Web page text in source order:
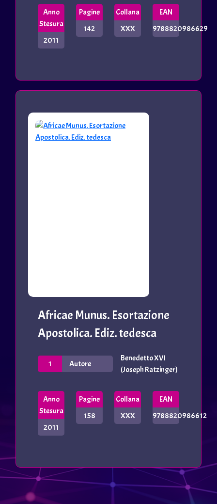
Anno
Stesura
2011
Pagine
142
Collana
XXX
EAN
9788820986629
Africae Munus. Esortazione
Apostolica. Ediz. tedesca
1 Autore
Benedetto XVI
(Joseph Ratzinger)
Anno
Stesura
2011
Pagine
158
Collana
XXX
EAN
9788820986612